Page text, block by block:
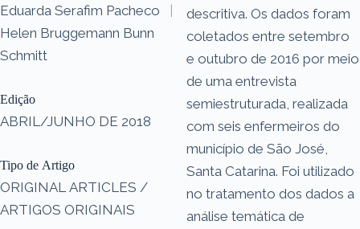
Eduarda Serafim Pacheco
|
Helen Bruggemann Bunn
Schmitt
Edição
ABRIL/JUNHO DE 2018
Tipo de Artigo
ORIGINAL ARTICLES /
ARTIGOS ORIGINAIS
descritiva. Os dados foram
coletados entre setembro
e outubro de 2016 por meio
de uma entrevista
semiestruturada, realizada
com seis enfermeiros do
município de São José,
Santa Catarina. Foi utilizado
no tratamento dos dados a
análise temática de